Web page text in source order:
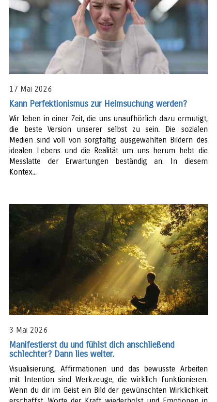
17 Mai 2026
Kann Perfektionismus zur Heimsuchung werden?
Wir leben in einer Zeit, die uns unaufhörlich dazu ermutigt,
die beste Version unserer selbst zu sein. Die sozialen
Medien sind voll von sorgfältig ausgewählten Bildern des
idealen Lebens und die Realität um uns herum hebt die
Messlatte der Erwartungen beständig an. In diesem
Kontex...
3 Mai 2026
Manifestierst du und fühlst dich anschließend
schlechter? Dann lies weiter.
Visualisierung, Affirmationen und das bewusste Arbeiten
mit Intention sind Werkzeuge, die wirklich funktionieren.
Wenn du dir im Geist ein Bild der gewünschten Wirklichkeit